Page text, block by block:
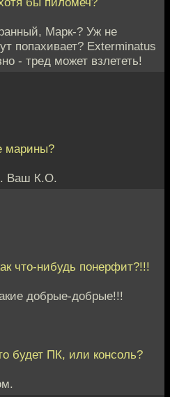
Марк-? Уж не
попахивает? Exterminatus
- тред может взлететь!
марины?
Ваш К.О.
что-нибудь понерфит?!!!
добрые-добрые!!!
будет ПК, или консоль?